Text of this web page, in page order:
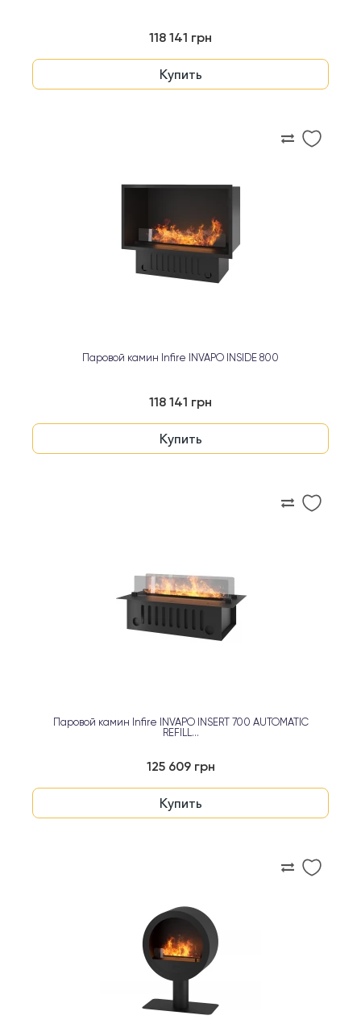
118 141 грн
Купить
Паровой камин Infire INVAPO INSIDE 800
118 141 грн
Купить
Паровой камин Infire INVAPO INSERT 700 AUTOMATIC
REFILL...
125 609 грн
Купить